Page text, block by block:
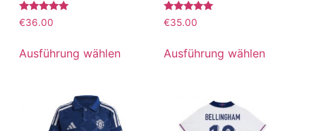
Bewertet
mit
von 5
€36.00
Ausführung wählen
Bewertet
mit
von 5
€35.00
Ausführung wählen